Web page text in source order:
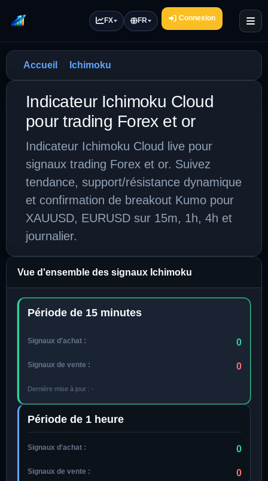
FX FR Connexion
Accueil Ichimoku
Indicateur Ichimoku Cloud
pour trading Forex et or
Indicateur Ichimoku Cloud live pour
signaux trading Forex et or. Suivez
tendance, support/résistance dynamique
et confirmation de breakout Kumo pour
XAUUSD, EURUSD sur 15m, 1h, 4h et
journalier.
Vue d'ensemble des signaux Ichimoku
Période de 15 minutes
Signaux d'achat : 0
Signaux de vente : 0
Dernière mise à jour : -
Période de 1 heure
Signaux d'achat : 0
Signaux de vente : 0